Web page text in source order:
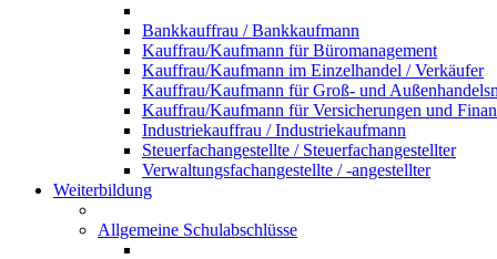
Bankkauffrau / Bankkaufmann
Kauffrau/Kaufmann für Büromanagement
Kauffrau/Kaufmann im Einzelhandel / Verkäufer
Kauffrau/Kaufmann für Groß- und
Kauffrau/Kaufmann für Versicherungen und
Industriekauffrau / Industriekaufmann
Steuerfachangestellte / Steuerfachangestellter
Verwaltungsfachangestellte / -angestellter
Weiterbildung
Allgemeine Schulabschlüsse